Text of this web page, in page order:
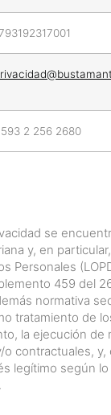
2 256 2680
se
y, en
Personales
459 del
normativa
tratamiento de
la ejecución de
contractuales, y,
legítimo según